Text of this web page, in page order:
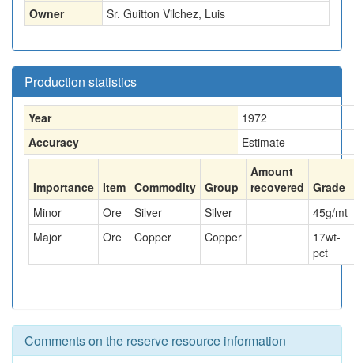
Owner
Sr. Guitton Vilchez, Luis
Production statistics
Year
1972
Accuracy
Estimate
Importance Item Commodity Group
Amount
recovered Grade
Minor
Ore Silver Silver 45g/mt
Major
Ore Copper Copper 17wt-
pct
Comments on the reserve resource information